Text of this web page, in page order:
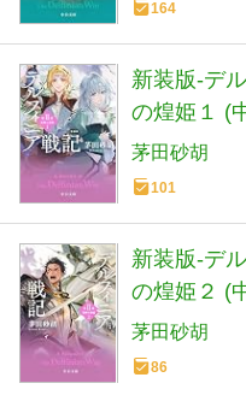
164
新装版-デ
の煌姫１ (
茅田砂胡
101
新装版-デ
の煌姫２ (
茅田砂胡
86